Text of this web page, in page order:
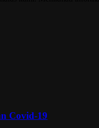
Covid-19